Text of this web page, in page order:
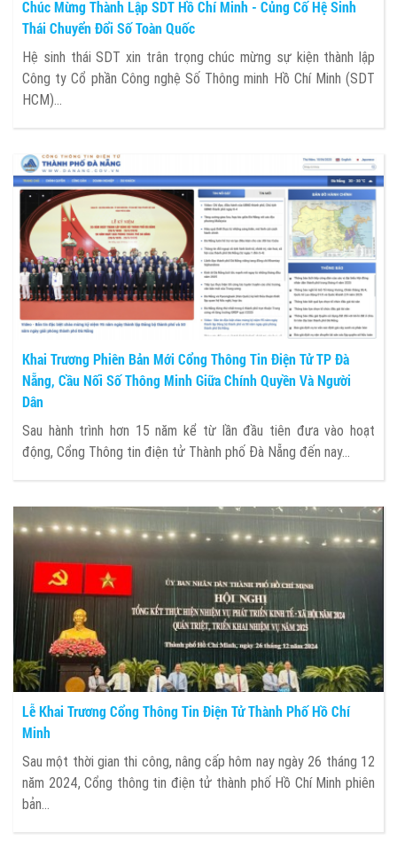
Chúc Mừng Thành Lập SDT Hồ Chí Minh - Củng Cố Hệ Sinh
Thái Chuyển Đổi Số Toàn Quốc
Hệ sinh thái SDT xin trân trọng chúc mừng sự kiện thành lập
Công ty Cổ phần Công nghệ Số Thông minh Hồ Chí Minh (SDT
HCM)...
Khai Trương Phiên Bản Mới Cổng Thông Tin Điện Tử TP Đà
Nẵng, Cầu Nối Số Thông Minh Giữa Chính Quyền Và Người
Dân
Sau hành trình hơn 15 năm kể từ lần đầu tiên đưa vào hoạt
động, Cổng Thông tin điện tử Thành phố Đà Nẵng đến nay...
Lễ Khai Trương Cổng Thông Tin Điện Tử Thành Phố Hồ Chí
Minh
Sau một thời gian thi công, nâng cấp hôm nay ngày 26 tháng 12
năm 2024, Cổng thông tin điện tử thành phố Hồ Chí Minh phiên
bản...